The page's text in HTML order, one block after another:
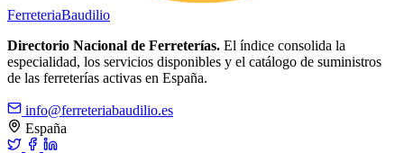
FerreteriaBaudilio
Directorio Nacional de Ferreterías. El índice consolida la
especialidad, los servicios disponibles y el catálogo de suministros
de las ferreterías activas en España.
info@ferreteriabaudilio.es
España